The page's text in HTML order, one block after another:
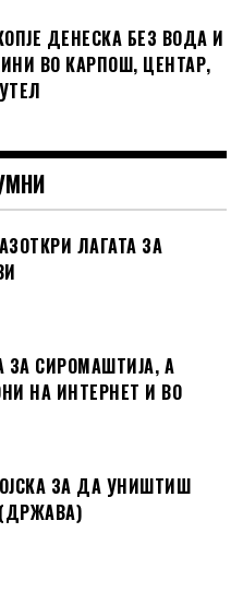
ДЕНЕСКА БЕЗ ВОДА И
ВО КАРПОШ, ЦЕНТАР,
ЛАГАТА ЗА
ЗА СИРОМАШТИЈА, А
НА ИНТЕРНЕТ И ВО
ЗА ДА УНИШТИШ